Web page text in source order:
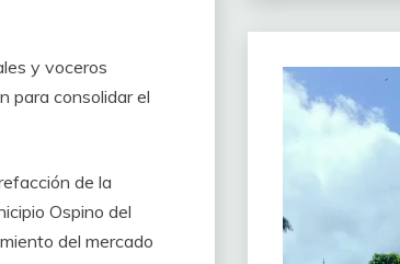
y voceros
para consolidar el
de la
Ospino del
del mercado